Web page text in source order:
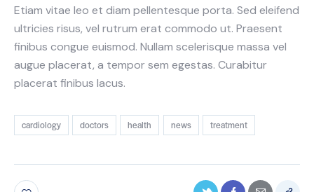
Etiam vitae leo et diam pellentesque porta. Sed eleifend
ultricies risus, vel rutrum erat commodo ut. Praesent
finibus congue euismod. Nullam scelerisque massa vel
augue placerat, a tempor sem egestas. Curabitur
placerat finibus lacus.
cardiology doctors health news treatment